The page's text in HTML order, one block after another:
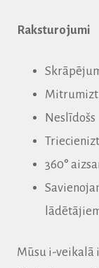
Raksturojumi
Neslīdošs
360°
Mūsu i-veikalā